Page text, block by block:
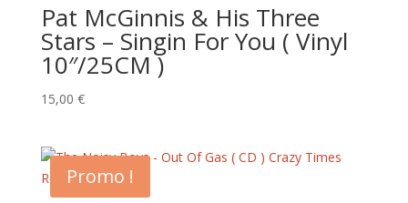
Pat McGinnis & His Three
Stars – Singin For You ( Vinyl
10″/25CM )
15,00 €
Promo !